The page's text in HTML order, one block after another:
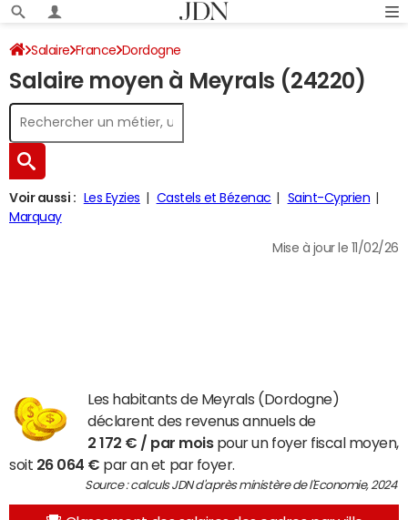
Salaire France Dordogne
Salaire moyen à Meyrals (24220)
Voir aussi : Les Eyzies Castels et Bézenac
Saint-Cyprien
Marquay
Mise à jour le 11/02/26
Les habitants de Meyrals (Dordogne)
déclarent des revenus annuels de
2 172 € / par moispour un foyer fiscal moyen,
soit 26 064 € par an et par foyer.
Source : calculs JDN d'après ministère de l'Economie, 2024